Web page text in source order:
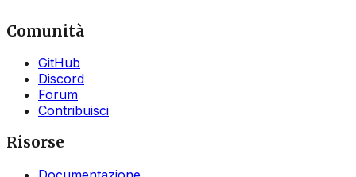
Comunità
GitHub
Discord
Forum
Contribuisci
Risorse